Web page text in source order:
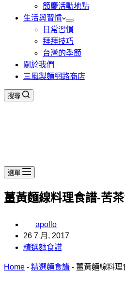
節慶活動地點
生活與習慣
日常習慣
拜拜技巧
台灣的季節
關於我們
三風製麵網路商店
搜尋
選單
薑黃麵線料理食譜-苦
apollo
26 7 月, 2017
精選麵食譜
Home - 精選麵食譜 - 薑黃麵線料理